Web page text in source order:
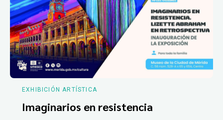
EXHIBICIÓN ARTÍSTICA
Imaginarios en resistencia